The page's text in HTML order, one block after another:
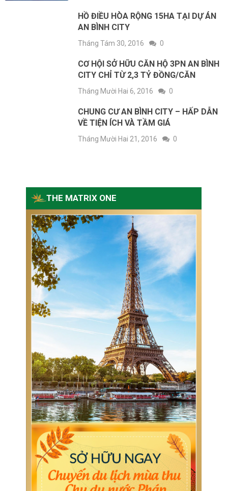
HỒ ĐIỀU HÒA RỘNG 15HA TẠI DỰ ÁN
AN BÌNH CITY
Tháng Tám 30, 2016 0
CƠ HỘI SỞ HỮU CĂN HỘ 3PN AN BÌNH
CITY CHỈ TỪ 2,3 TỶ ĐỒNG/CĂN
Tháng Mười Hai 6, 2016 0
CHUNG CƯ AN BÌNH CITY – HẤP DẪN
VỀ TIỆN ÍCH VÀ TẦM GIÁ
Tháng Mười Hai 21, 2016 0
THE MATRIX ONE